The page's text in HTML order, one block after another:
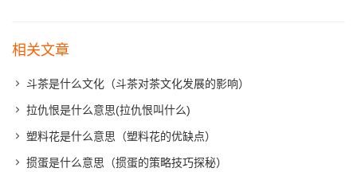
相关文章
斗茶是什么文化（斗茶对茶文化发展的影响）
拉仇恨是什么意思(拉仇恨叫什么)
塑料花是什么意思（塑料花的优缺点）
掼蛋是什么意思（掼蛋的策略技巧探秘）